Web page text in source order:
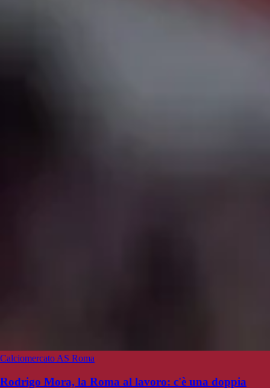
Calciomercato AS Roma
Rodrigo Mora, la Roma al lavoro: c'è una doppia